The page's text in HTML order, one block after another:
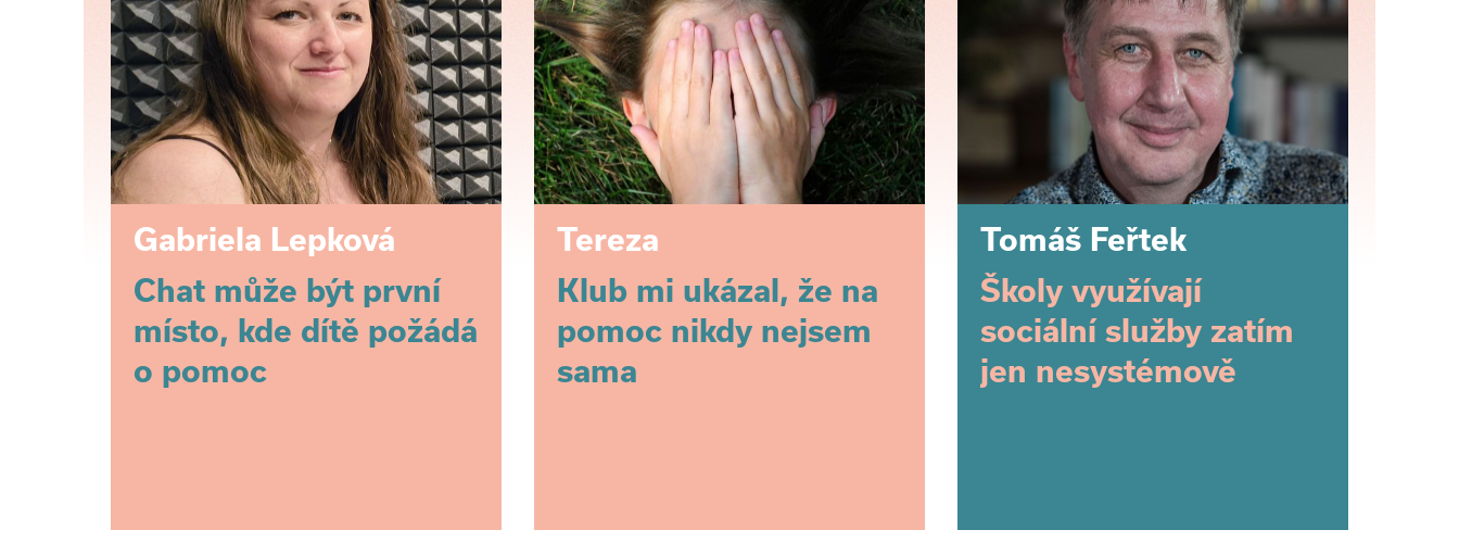
Gabriela Lepková
Chat může být první
místo, kde dítě požádá
o pomoc
Tereza
Klub mi ukázal, že na
pomoc nikdy nejsem
sama
Tomáš Feřtek
Školy využívají
sociální služby zatím
jen nesystémově